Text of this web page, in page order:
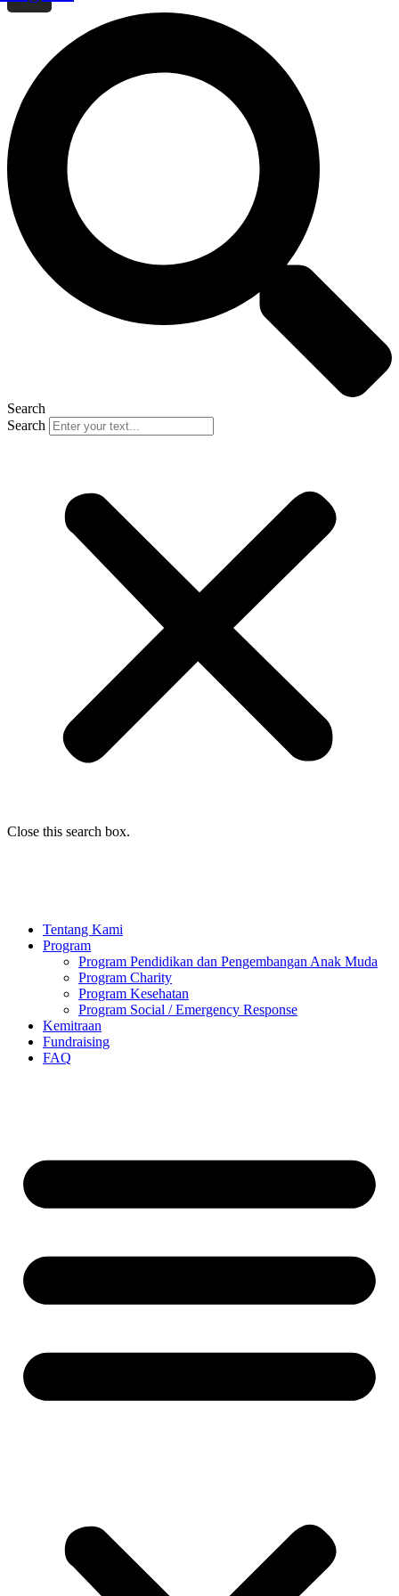
Search
Search
Close this search box.
Tentang Kami
Program
Program Pendidikan dan Pengembangan Anak Muda
Program Charity
Program Kesehatan
Program Social / Emergency Response
Kemitraan
Fundraising
FAQ